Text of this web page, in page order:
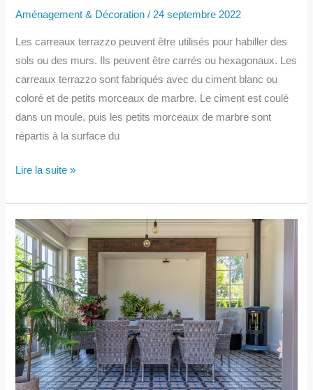
Aménagement & Décoration /24 septembre 2022
Les carreaux terrazzo peuvent être utilisés pour habiller des
sols ou des murs. Ils peuvent être carrés ou hexagonaux. Les
carreaux terrazzo sont fabriqués avec du ciment blanc ou
coloré et de petits morceaux de marbre. Le ciment est coulé
dans un moule, puis les petits morceaux de marbre sont
répartis à la surface du
Carrelage
carreaux
terrazzo
Lire la suite »